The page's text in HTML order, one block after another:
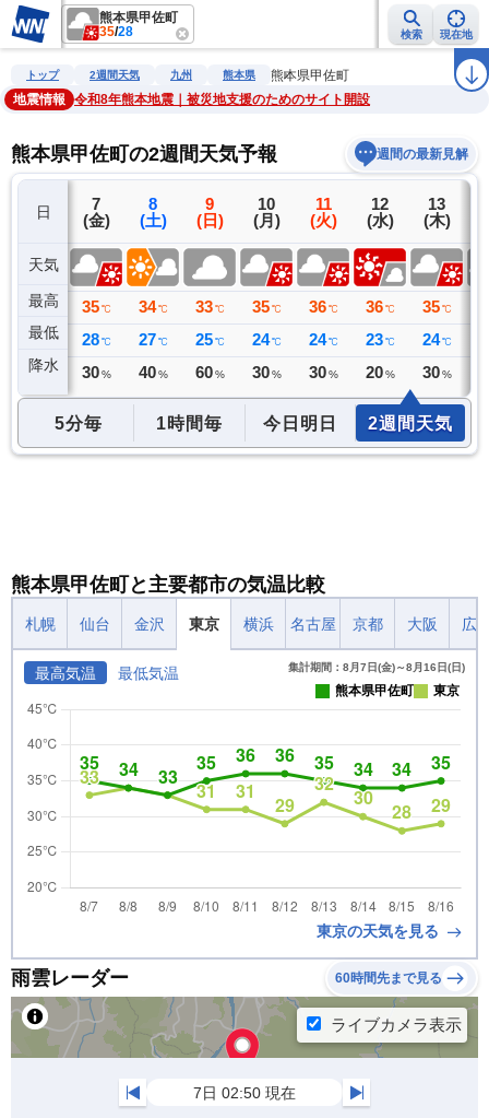
熊本県甲佐町
35/28 検索 現在地
雨雲レーダー 台風情報 地震情報 警報・注意報 ラ
トップ 2週間天気 九州 熊本県
熊本県甲佐町
地震情報
令和8年熊本地震｜被災地支援のためのサイト開設
熊本県甲佐町の2週間天気予報 週間の最新見解
日
天気
最高
最低
降水
6
(木)
36 ℃
27 ℃
0 ミリ
7
(金)
35 ℃
28 ℃
30 %
8
(土)
34 ℃
27 ℃
40 %
9
(日)
33 ℃
25 ℃
60 %
10
(月)
35 ℃
24 ℃
30 %
11
(火)
36 ℃
24 ℃
30 %
12
(水)
36 ℃
23 ℃
20 %
13
(木)
35 ℃
24 ℃
30 %
5分毎 1時間毎 今日明日 2週間天気
熊本県甲佐町と主要都市の気温比較
札幌 仙台 金沢 東京 横浜 名古屋 京都 大阪 広
最高気温 最低気温 集計期間：8月7日(金)～8月16日(日)
熊本県甲佐町 東京
東京の天気を見る
雨雲レーダー 60時間先まで見る